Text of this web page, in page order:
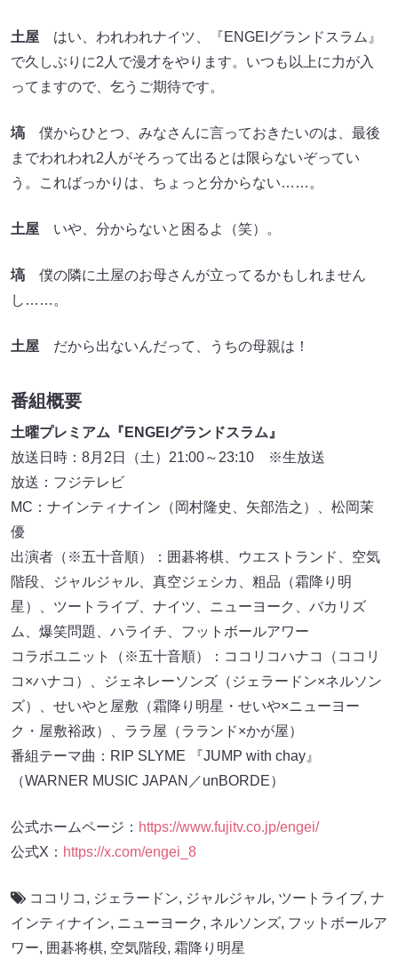
土屋 はい、われわれナイツ、『ENGEIグランドスラム』
で久しぶりに2人で漫才をやります。いつも以上に力が入
ってますので、乞うご期待です。
塙 僕からひとつ、みなさんに言っておきたいのは、最後
までわれわれ2人がそろって出るとは限らないぞってい
う。こればっかりは、ちょっと分からない……。
土屋 いや、分からないと困るよ（笑）。
塙 僕の隣に土屋のお母さんが立ってるかもしれません
し……。
土屋 だから出ないんだって、うちの母親は！
番組概要
土曜プレミアム『ENGEIグランドスラム』
放送日時：8月2日（土）21:00～23:10 ※生放送
放送：フジテレビ
MC：ナインティナイン（岡村隆史、矢部浩之）、松岡茉
優
出演者（※五十音順）：囲碁将棋、ウエストランド、空気
階段、ジャルジャル、真空ジェシカ、粗品（霜降り明
星）、ツートライブ、ナイツ、ニューヨーク、バカリズ
ム、爆笑問題、ハライチ、フットボールアワー
コラボユニット（※五十音順）：ココリコハナコ（ココリ
コ×ハナコ）、ジェネレーソンズ（ジェラードン×ネルソン
ズ）、せいやと屋敷（霜降り明星・せいや×ニューヨー
ク・屋敷裕政）、ララ屋（ラランド×かが屋）
番組テーマ曲：RIP SLYME 『JUMP with chay』
（WARNER MUSIC JAPAN／unBORDE）
公式ホームページ： https://www.fujitv.co.jp/engei/
公式X： https://x.com/engei_8
ココリコ , ジェラードン, ジャルジャル, ツートライブ, ナ
インティナイン, ニューヨーク , ネルソンズ, フットボールア
ワー, 囲碁将棋, 空気階段, 霜降り明星